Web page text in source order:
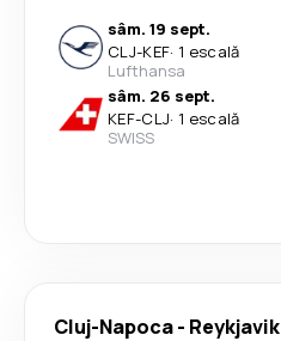
sâm. 19 sept.
CLJ-KEF· 1 escală
Lufthansa
sâm. 26 sept.
KEF-CLJ· 1 escală
SWISS
Cluj-Napoca- Reykjavik